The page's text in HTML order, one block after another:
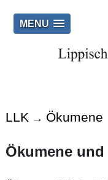
MENU
LLK → Ökumene
Ökumene